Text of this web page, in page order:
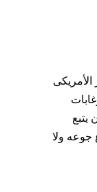
الأمریکی
يتبع
جوعه ولا